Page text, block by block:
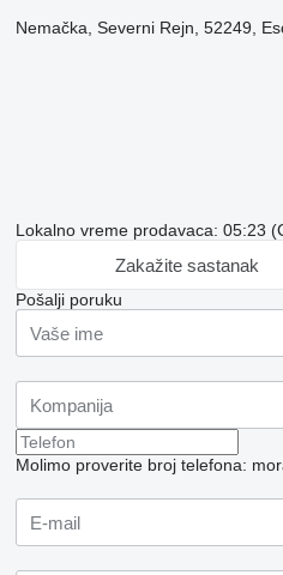
Nemačka, Severni Rejn, 52249,
Lokalno vreme prodavaca: 05:23
Zakažite sastanak
Pošalji poruku
Molimo proverite broj telefona: